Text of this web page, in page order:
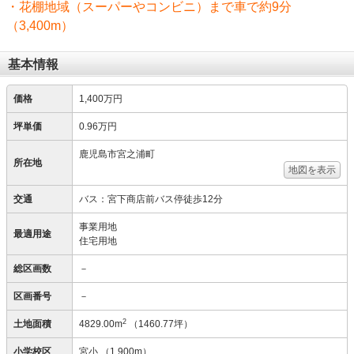
・花棚地域（スーパーやコンビニ）まで車で約9分
（3,400m）
基本情報
価格 1,400万円
坪単価 0.96万円
所在地
鹿児島市宮之浦町
地図を表示
交通 バス：宮下商店前バス停徒歩12分
最適用途
事業用地
住宅用地
総区画数 －
区画番号 －
土地面積 4829.00m2 （1460.77坪）
小学校区 宮小 （1,900m）